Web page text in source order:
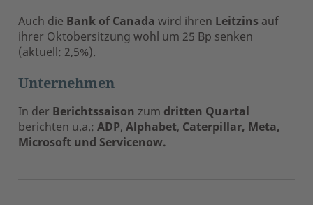
Auch die Bank of Canada wird ihren Leitzins auf
ihrer Oktobersitzung wohl um 25 Bp senken
(aktuell: 2,5%).
Unternehmen
In der Berichtssaison zum dritten Quartal
berichten u.a.: ADP, Alphabet, Caterpillar, Meta,
Microsoft und Servicenow.